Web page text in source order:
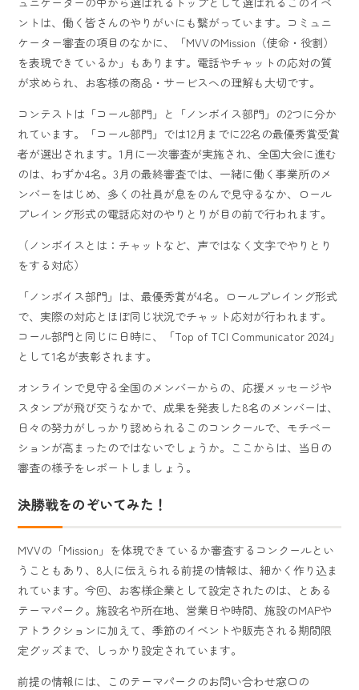
ントは、働く皆さんのやりがいにも繋がっています。コミュニ
ケーター審査の項目のなかに、「MVVのMission（使命・役割）
を表現できているか」もあります。電話やチャットの応対の質
が求められ、お客様の商品・サービスへの理解も大切です。
コンテストは「コール部門」と「ノンボイス部門」の2つに分か
れています。「コール部門」では12月までに22名の最優秀賞受賞
者が選出されます。1月に一次審査が実施され、全国大会に進む
のは、わずか4名。3月の最終審査では、一緒に働く事業所のメ
ンバーをはじめ、多くの社員が息をのんで見守るなか、ロール
プレイング形式の電話応対のやりとりが目の前で行われます。
（ノンボイスとは：チャットなど、声ではなく文字でやりとり
をする対応）
「ノンボイス部門」は、最優秀賞が4名。ロールプレイング形式
で、実際の対応とほぼ同じ状況でチャット応対が行われます。
コール部門と同じに日時に、「Top of TCI Communicator 2024」
として1名が表彰されます。
オンラインで見守る全国のメンバーからの、応援メッセージや
スタンプが飛び交うなかで、成果を発表した8名のメンバーは、
日々の努力がしっかり認められるこのコンクールで、モチベー
ションが高まったのではないでしょうか。ここからは、当日の
審査の様子をレポートしましょう。
決勝戦をのぞいてみた！
MVVの「Mission」を体現できているか審査するコンクールとい
うこともあり、8人に伝えられる前提の情報は、細かく作り込ま
れています。今回、お客様企業として設定されたのは、とある
テーマパーク。施設名や所在地、営業日や時間、施設のMAPや
アトラクションに加えて、季節のイベントや販売される期間限
定グッズまで、しっかり設定されています。
前提の情報には、このテーマパークのお問い合わせ窓口の